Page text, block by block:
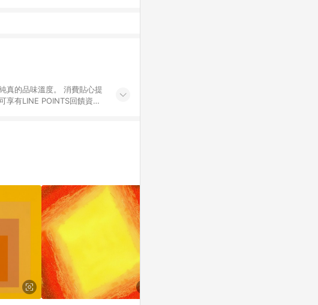
真的品味溫度。 消費貼心提
享有LINE POINTS回饋資